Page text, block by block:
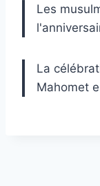
Les
La
Mahomet